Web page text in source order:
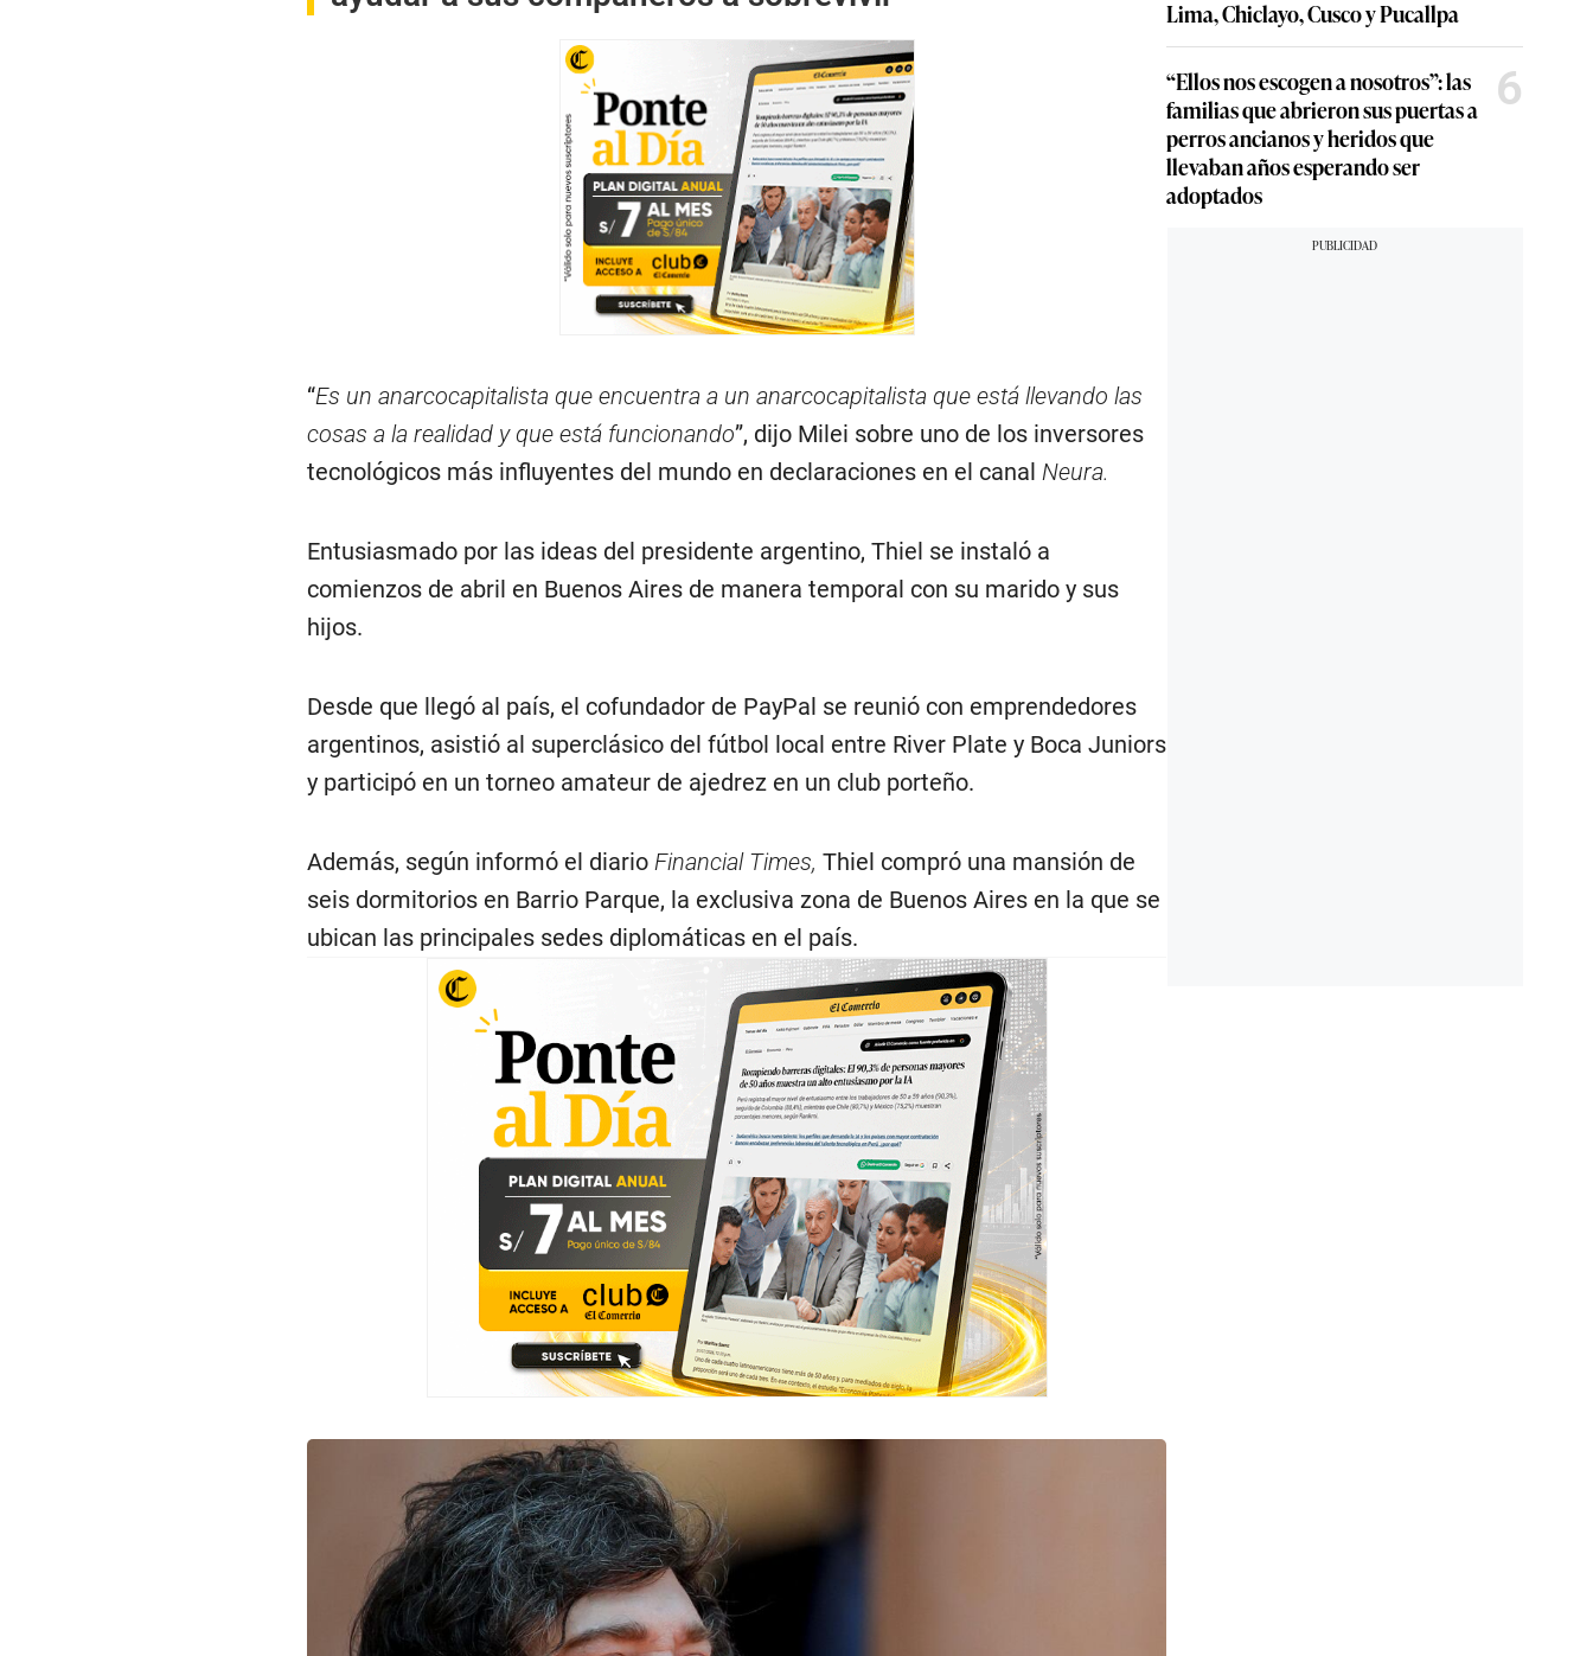
“Es un anarcocapitalista que encuentra a un anarcocapitalista que está llevando las
cosas a la realidad y que está funcionando”, dijo Milei sobre uno de los inversores
tecnológicos más influyentes del mundo en declaraciones en el canal Neura.
Entusiasmado por las ideas del presidente argentino, Thiel se instaló a
comienzos de abril en Buenos Aires de manera temporal con su marido y sus
hijos.
Desde que llegó al país, el cofundador de PayPal se reunió con emprendedores
argentinos, asistió al superclásico del fútbol local entre River Plate y Boca Juniors
y participó en un torneo amateur de ajedrez en un club porteño.
Además, según informó el diario Financial Times, Thiel compró una mansión de
seis dormitorios en Barrio Parque, la exclusiva zona de Buenos Aires en la que se
ubican las principales sedes diplomáticas en el país.
Lima, Chiclayo, Cusco y Pucallpa
“Ellos nos escogen a nosotros”: las
familias que abrieron sus puertas a
perros ancianos y heridos que
llevaban años esperando ser
adoptados
6